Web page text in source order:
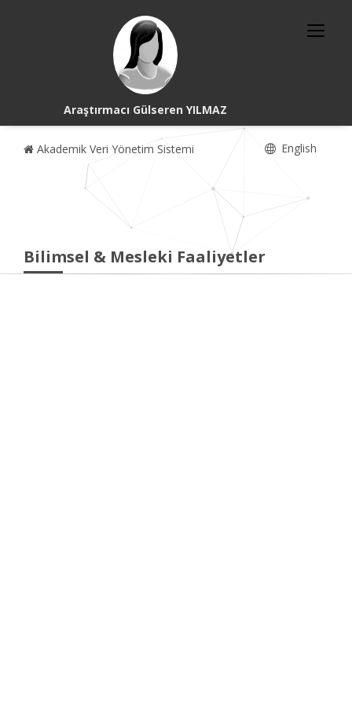
Araştırmacı Gülseren YILMAZ
Akademik Veri Yönetim Sistemi English
Bilimsel & Mesleki Faaliyetler